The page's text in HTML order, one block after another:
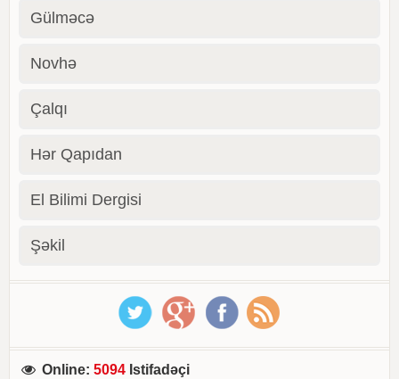
Gülməcə
Novhə
Çalqı
Hər Qapıdan
El Bilimi Dergisi
Şəkil
Online:5094 Istifadəçi